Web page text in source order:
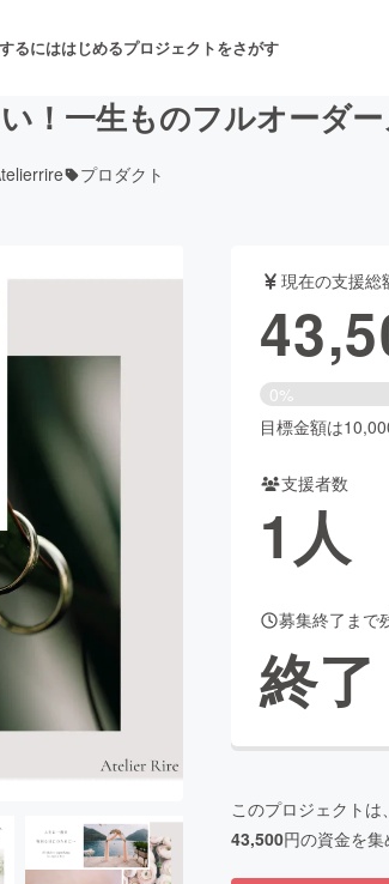
るにははじめるプロジェクトをさがす
舞台・パフォーマンス
ビューティー・ヘルスケア
Good
さと納税machi-ya
！一生ものフルオーダ
プロダクト
現在の支援総
0%
目標金額は
支援者数
1人
募集終了まで
終了
このプロジェクトは、
43,500円の資金を集